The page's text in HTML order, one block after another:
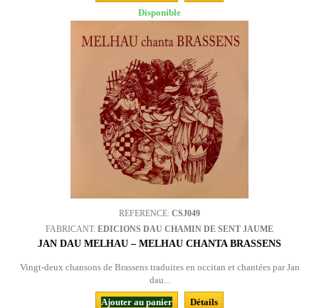
Disponible
REFERENCE: CSJ049
FABRICANT: EDICIONS DAU CHAMIN DE SENT JAUME
JAN DAU MELHAU – MELHAU CHANTA BRASSENS
Vingt-deux chansons de Brassens traduites en occitan et chantées par Jan
dau...
Ajouter au panier
Détails